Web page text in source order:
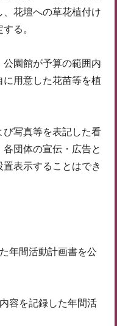
花壇への草花植付け
る。
園館が予算の範囲内
用意した花苗等を植
写真等を表記した看
団体の宣伝・広告と
表示することはでき
年間活動計画書を公
容を記録した年間活